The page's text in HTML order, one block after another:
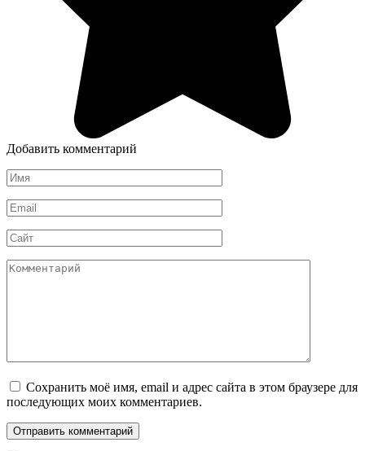
Добавить комментарий
Имя
*
Email
*
Сайт
Комментарий
Сохранить моё имя, email и адрес сайта в этом браузере для
последующих моих комментариев.